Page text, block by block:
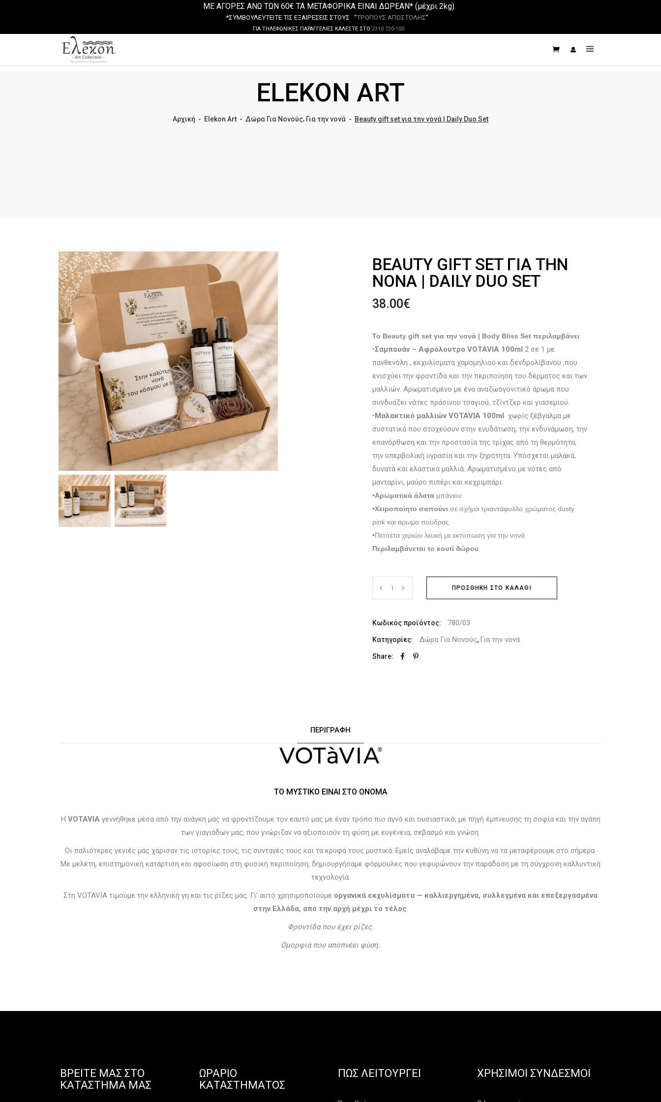
ΜΕ ΑΓΟΡΕΣ ΑΝΩ ΤΩΝ 60€ ΤΑ ΜΕΤΑΦΟΡΙΚΑ ΕΙΝΑΙ ΔΩΡΕΑΝ* (μέχρι 2kg)
*ΣΥΜΒΟΥΛΕΥΤΕΙΤΕ ΤΙΣ ΕΞΑΙΡΕΣΕΙΣ ΣΤΟΥΣ “ΤΡΟΠΟΥΣ ΑΠΟΣΤΟΛΗΣ”
ΓΙΑ ΤΗΛΕΦΩΝΙΚΕΣ ΠΑΡΑΓΓΕΛΙΕΣ ΚΑΛΕΣΤΕ ΣΤΟ 2310 720-100
ELEKON ART
Αρχική - Elekon Art - Δώρα Για Νονούς, Για την νονά - Beauty gift set για την νονά | Daily Duo Set
BEAUTY GIFT SET ΓΙΑ ΤΗΝ
ΝΟΝΆ | DAILY DUO SET
38.00€
Το Beauty gift set για την νονά | Body Bliss Set περιλαμβάνει
•Σαμπουάν – Αφρόλουτρο VOTAVIA 100ml 2 σε 1 με
πανθενόλη , εκχυλίσματα χαμομηλιού και δενδρολίβανου ,που
ενισχύει την φροντίδα και την περιποίηση του δέρματος και των
μαλλιών. Αρωματισμένο με ένα αναζωογονιτικό άρωμα που
συνδυάζει νότες πράσινου τσαγιού, τζίντζερ και γιασεμιού.
•Μαλακτικό μαλλιών VOTAVIA 100ml χωρίς ξέβγαλμα με
συστατικά που στοχεύουν στην ενυδάτωση, την ενδυνάμωση, την
επανόρθωση και την προστασία της τρίχας από τη θερμότητα,
την υπερβολική υγρασία και την ξηρότητα. Υπόσχεται μαλακά,
δυνατά και ελαστικά μαλλιά. Αρωματισμένο με νότες από
μανταρίνι, μαύρο πιπέρι και κεχριμπάρι.
•Αρωματικά άλατα μπάνιου
•Χειροποίητο σαπούνι σε σχήμα τριαντάφυλλο χρώματος dusty
pink και άρωμα πούδρας
•Πετσέτα χεριών λευκή με εκτύπωση για την νονά
Περιλαμβάνεται το κουτί δώρου
ΠΡΟΣΘΉΚΗ ΣΤΟ ΚΑΛΆΘΙ
Κωδικός προϊόντος: 780/03
Κατηγορίες: Δώρα Για Νονούς, Για την νονά
Share:
ΠΕΡΙΓΡΑΦΉ
ΤΟ ΜΥΣΤΙΚΌ ΕΊΝΑΙ ΣΤΟ ΌΝΟΜΑ
Η VOTAVIAγεννήθηκε μέσα από την ανάγκη μας να φροντίζουμε τον εαυτό μας με έναν τρόπο πιο αγνό και ουσιαστικό, με πηγή έμπνευσης τη σοφία και την αγάπη
των γιαγιάδων μας, που γνώριζαν να αξιοποιούν τη φύση με ευγένεια, σεβασμό και γνώση.
Οι παλιότερες γενιές μάς χάρισαν τις ιστορίες τους, τις συνταγές τους και τα κρυφά τους μυστικά. Εμείς αναλάβαμε την ευθύνη να τα μεταφέρουμε στο σήμερα.
Με μελέτη, επιστημονική κατάρτιση και αφοσίωση στη φυσική περιποίηση, δημιουργήσαμε φόρμουλες που γεφυρώνουν την παράδοση με τη σύγχρονη καλλυντική
τεχνολογία.
Στη VOTAVIA τιμούμε την ελληνική γη και τις ρίζες μας. Γι’ αυτό χρησιμοποιούμε οργανικά εκχυλίσματα — καλλιεργημένα, συλλεγμένα και επεξεργασμένα
στην Ελλάδα, από την αρχή μέχρι το τέλος.
Φροντίδα που έχει ρίζες.
Ομορφιά που αποπνέει φύση.
ΒΡΕΊΤΕ ΜΑΣ ΣΤΟ
ΚΑΤΆΣΤΗΜΑ ΜΑΣ
ΩΡΆΡΙΟ
ΚΑΤΑΣΤΉΜΑΤΟΣ
ΠΏΣ ΛΕΙΤΟΥΡΓΕΊ ΧΡΉΣΙΜΟΙ ΣΎΝΔΕΣΜΟΙ